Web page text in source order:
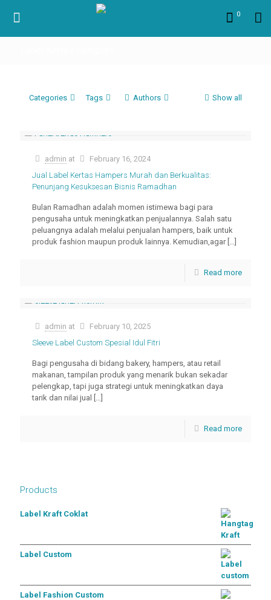
0
Categories Tags Authors Show all
admin at
February 16, 2024
Jual Label Kertas Hampers Murah dan Berkualitas:
Penunjang Kesuksesan Bisnis Ramadhan
Bulan Ramadhan adalah momen istimewa bagi para
pengusaha untuk meningkatkan penjualannya. Salah satu
peluangnya adalah melalui penjualan hampers, baik untuk
produk fashion maupun produk lainnya. Kemudian,agar[…]
Read more
admin at
February 10, 2025
Sleeve Label Custom Spesial Idul Fitri
Bagi pengusaha di bidang bakery, hampers, atau retail
makanan, tampilan produk yang menarik bukan sekadar
pelengkap, tapi juga strategi untuk meningkatkan daya
tarik dan nilai jual
[…]
Read more
Products
Label Kraft Coklat
Label Custom
Label Fashion Custom